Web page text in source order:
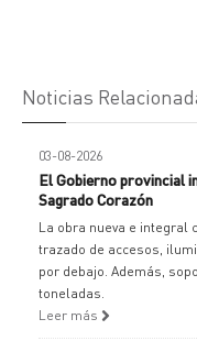
Noticias
03-08-2026
El Gobierno provincial
Sagrado Corazón
La obra nueva e integral
trazado de accesos,
por debajo. Además,
toneladas.
Leer más